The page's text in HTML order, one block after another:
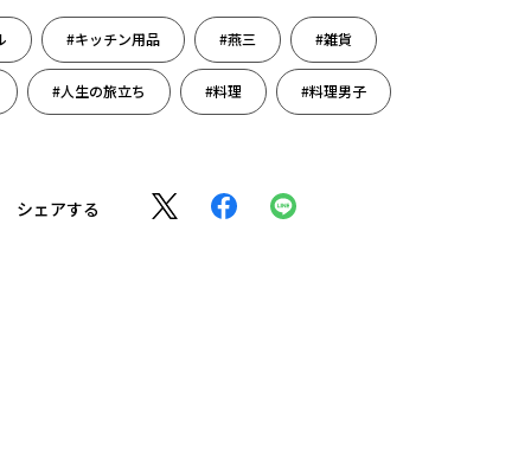
#キッチン用品 #燕三 #雑貨
#人生の旅立ち #料理 #料理男子
シェアする